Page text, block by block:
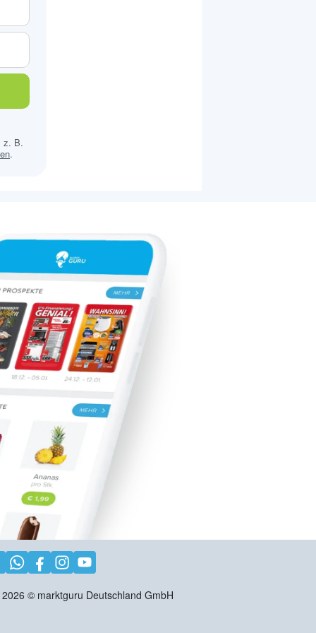
z. B.
.
2026 © marktguru Deutschland GmbH